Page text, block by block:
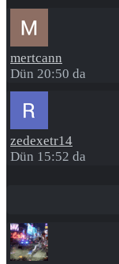
mertcann
Dün 20:50 da
zedexetr14
Dün 15:52 da